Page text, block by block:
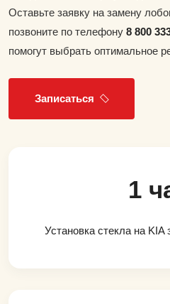
Оставьте заявку на замену
позвоните по телефону 8 800
помогут выбрать оптимальное
Записаться
1
Установка стекла на KIA